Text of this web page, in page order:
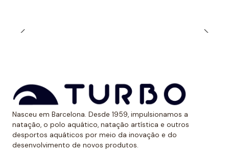
isso recomendamos ir um tamanho maior do que o
habitual. No caso de compará-lo com o fato de banho
de alça larga Turbo, sugerimos optar por um tamanho
menor, já que eles são um pouco maiores.
Nasceu em Barcelona. Desde 1959, impulsionamos a
natação, o polo aquático, natação artística e outros
desportos aquáticos por meio da inovação e do
desenvolvimento de novos produtos.